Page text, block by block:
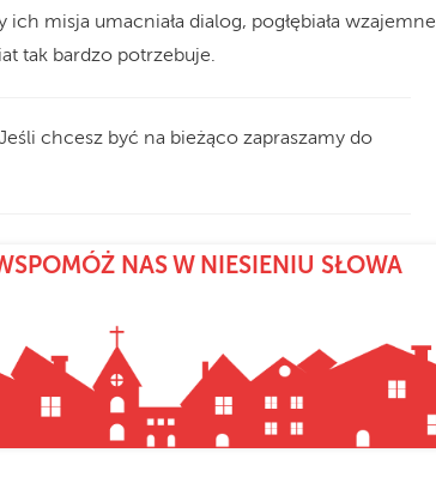
ich misja umacniała dialog, pogłębiała wzajemne
tak bardzo potrzebuje.
chcesz być na bieżąco zapraszamy do
NAS W NIESIENIU SŁOWA